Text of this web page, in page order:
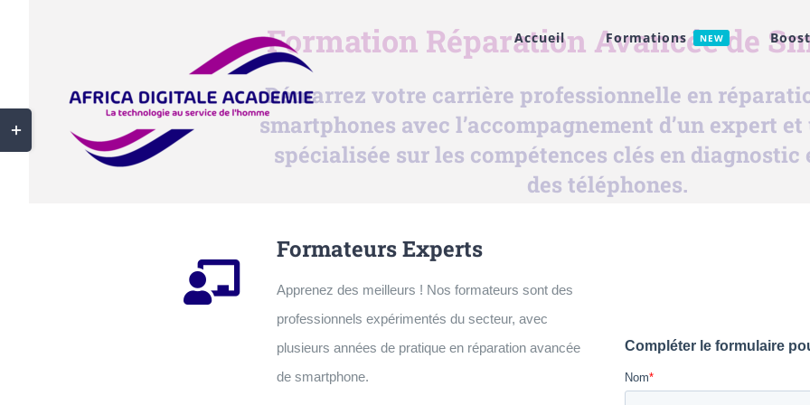
Accueil Formations NEW
Formation Réparation Avancée de
Démarrez votre carrière professionnelle en
smartphones avec l’accompagnement d’un expert
spécialisée sur les compétences clés en
des téléphones.
Formateurs Experts
Apprenez des meilleurs ! Nos formateurs sont des
professionnels expérimentés du secteur, avec
plusieurs années de pratique en réparation avancée
de smartphone.
de